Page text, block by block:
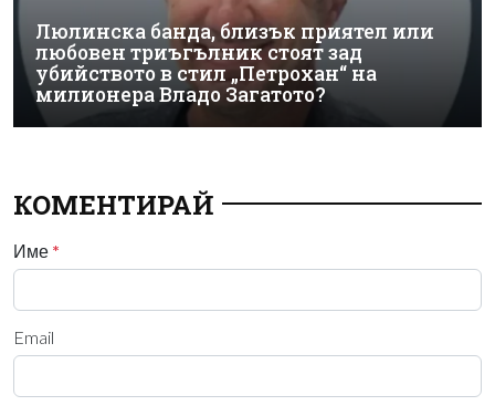
Люлинска банда, близък приятел или
любовен триъгълник стоят зад
убийството в стил „Петрохан“ на
милионера Владо Загатото?
КОМЕНТИРАЙ
Име *
Email